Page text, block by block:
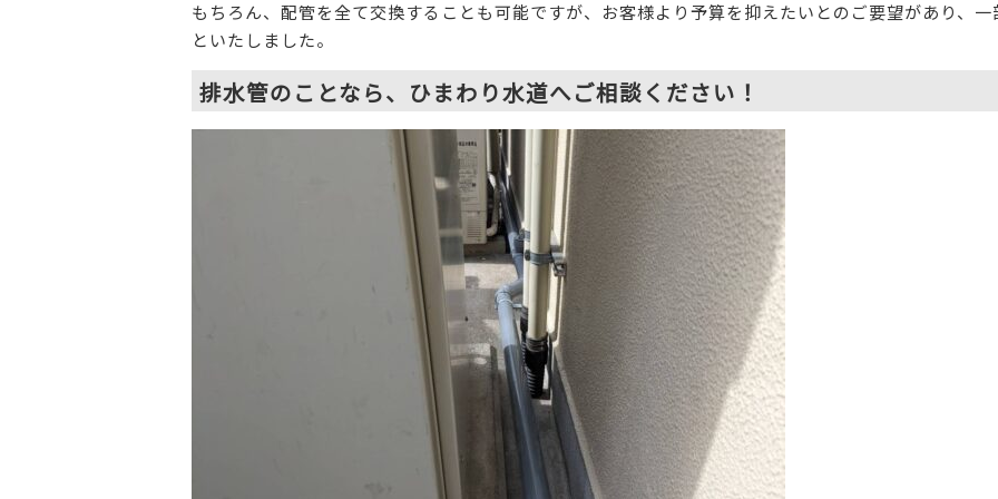
もちろん、配管を全て交換することも可能ですが、お客様より予算を抑えたいとのご要望があり、一
といたしました。
排水管のことなら、ひまわり水道へご相談ください！